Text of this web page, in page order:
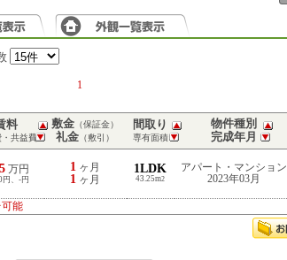
1
料
共益費
敷金 （保証金）
礼金 （敷引）
間取り
専有面積
物件種別
完成年月
万円
円、-円
1 ヶ月
1 ヶ月
1LDK
43.25m2
アパート・マンション
2023年03月
能